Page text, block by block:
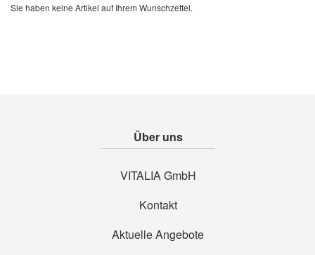
Sie haben keine Artikel auf Ihrem Wunschzettel.
Über uns
VITALIA GmbH
Kontakt
Aktuelle Angebote